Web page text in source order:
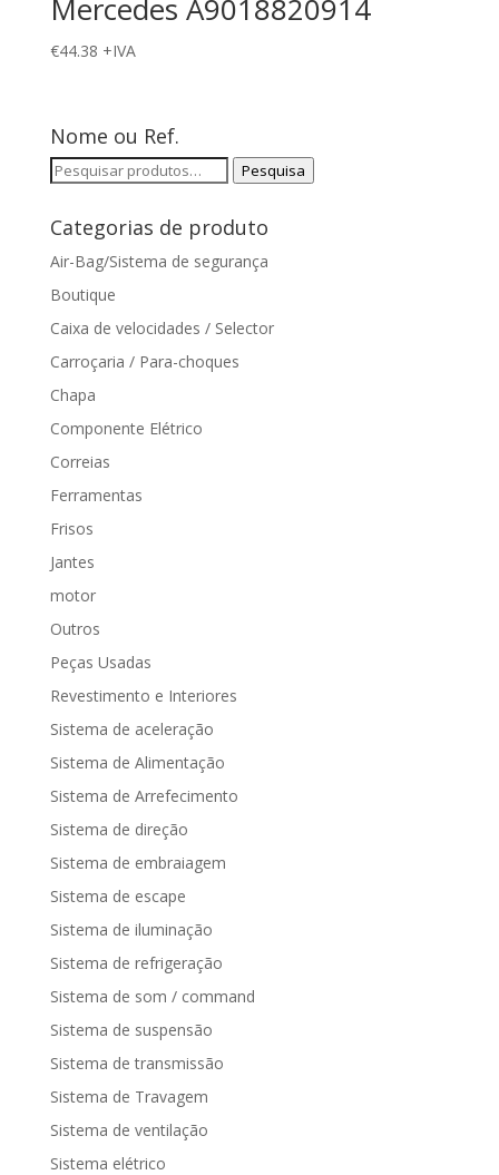
Mercedes A9018820914
€44.38 +IVA
Nome ou Ref.
Pesquisar
Pesquisa
Categorias de produto
Air-Bag/Sistema de segurança
Boutique
Caixa de velocidades / Selector
Carroçaria / Para-choques
Chapa
Componente Elétrico
Correias
Ferramentas
Frisos
Jantes
motor
Outros
Peças Usadas
Revestimento e Interiores
Sistema de aceleração
Sistema de Alimentação
Sistema de Arrefecimento
Sistema de direção
Sistema de embraiagem
Sistema de escape
Sistema de iluminação
Sistema de refrigeração
Sistema de som / command
Sistema de suspensão
Sistema de transmissão
Sistema de Travagem
Sistema de ventilação
Sistema elétrico